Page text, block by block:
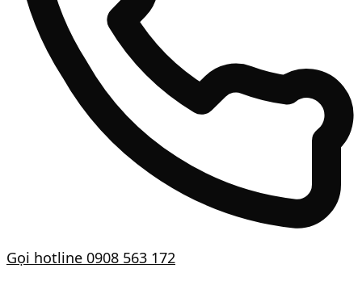
Gọi hotline 0908 563 172